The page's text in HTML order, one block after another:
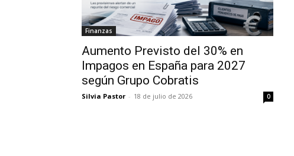
Finanzas
Aumento Previsto del 30% en
Impagos en España para 2027
según Grupo Cobratis
Silvia Pastor - 18 de julio de 2026 0